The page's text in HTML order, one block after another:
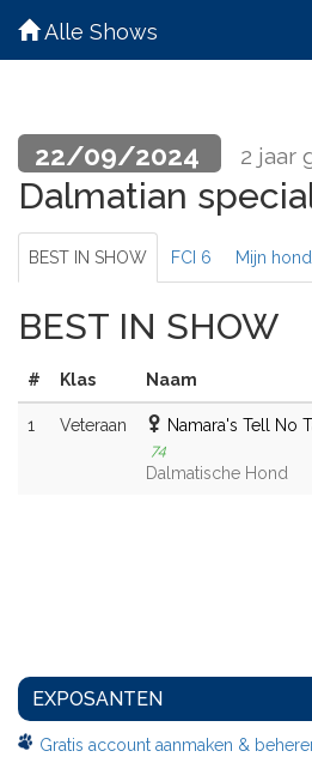
Alle Shows
22/09/2024 2 jaar
Dalmatian
BEST IN SHOW FCI 6 Mijn
BEST IN SHOW
# Klas Naam
1 Veteraan Namara's Tell No
74
Dalmatische Hond
EXPOSANTEN
Gratis account aanmaken &